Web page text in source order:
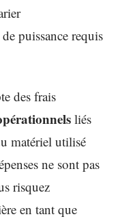
puissance requis
des frais
liés
matériel utilisé
ne sont pas
risquez
en tant que